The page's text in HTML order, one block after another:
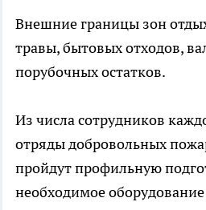
Внешние границы зон
травы, бытовых отходов,
порубочных остатков.
Из числа сотрудников
отряды добровольных
пройдут профильную
необходимое